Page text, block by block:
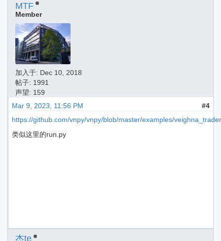
MTF
Member
加入于: Dec 10, 2018
帖子: 1991
声望: 159
Mar 9, 2023, 11:56 PM
#4
https://github.com/vnpy/vnpy/blob/master/examples/
类似这里的run.py
杰te